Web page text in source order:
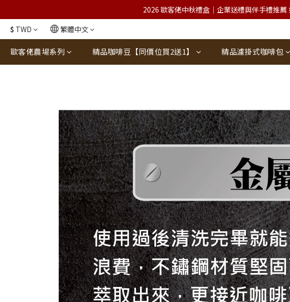
2026 歐客佬中秋禮盒｜企業送禮與伴手禮推
$ TWD 繁體中文
歐客佬農場系列 精品咖啡豆【同價位買2送1】 精品濾掛式咖啡包